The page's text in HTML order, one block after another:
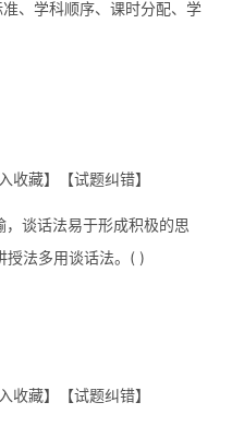
、学科顺序、课时分配、学
收藏】【试题纠错】
谈话法易于形成积极的思
授法多用谈话法。( )
收藏】【试题纠错】